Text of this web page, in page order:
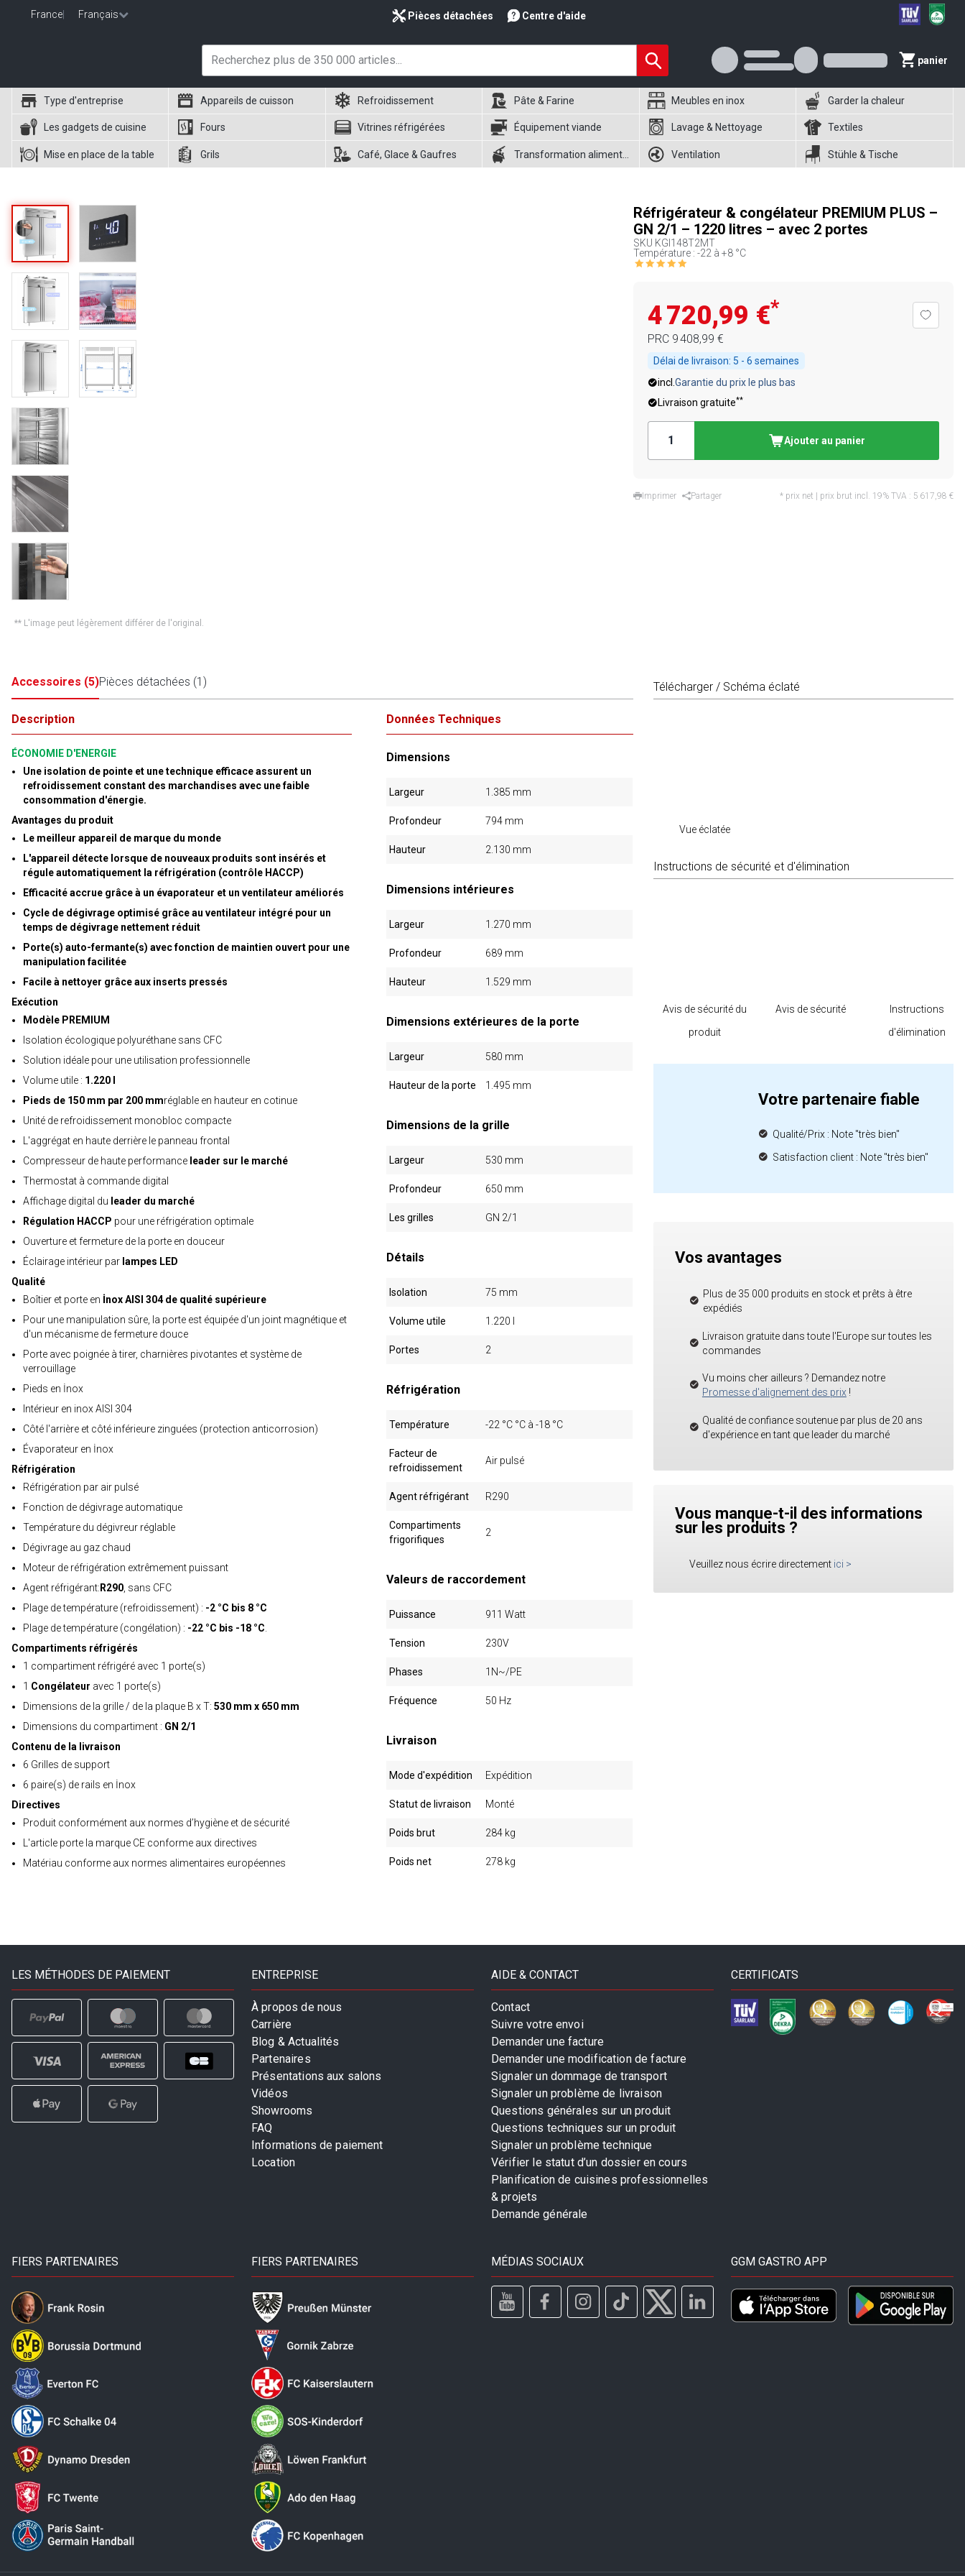
France Français Pièces détachées Centre d'aide
panier
Type d'entreprise Appareils de cuisson Refroidissement Pâte & Farine Meubles en inox Garder la chaleur
Les gadgets de cuisine Fours Vitrines réfrigérées Équipement viande Lavage & Nettoyage Textiles
Mise en place de la table Grils Café, Glace & Gaufres Ventilation Stühle & Tische
** L'image peut légèrement différer de l'original.
Réfrigérateur & congélateur PREMIUM PLUS –
GN 2/1 – 1220 litres – avec 2 portes
SKU KGI148T2MT
Température : -22 à +8 °C
4 720,99 €*
PRC 9 408,99 €
Délai de livraison: 5 - 6 semaines
incl. Garantie du prix le plus bas
Livraison gratuite**
Ajouter au panier
Imprimer Partager * prix net | prix brut incl. 19% TVA : 5 617,98 €
Accessoires (5)Pièces détachées (1 )
Description
ÉCONOMIE D'ENERGIE
Une isolation de pointe et une technique efficace assurent un
refroidissement constant des marchandises avec une faible
consommation d'énergie.
Avantages du produit
Le meilleur appareil de marque du monde
L'appareil détecte lorsque de nouveaux produits sont insérés et
régule automatiquement la réfrigération (contrôle HACCP)
Efficacité accrue grâce à un évaporateur et un ventilateur améliorés
Cycle de dégivrage optimisé grâce au ventilateur intégré pour un
temps de dégivrage nettement réduit
Porte(s) auto-fermante(s) avec fonction de maintien ouvert pour une
manipulation facilitée
Facile à nettoyer grâce aux inserts pressés
Exécution
Modèle PREMIUM
Isolation écologique polyuréthane sans CFC
Solution idéale pour une utilisation professionnelle
Volume utile : 1.220 l
Pieds de 150 mm par 200 mmréglable en hauteur en cotinue
Unité de refroidissement monobloc compacte
L'aggrégat en haute derrière le panneau frontal
Compresseur de haute performance leader sur le marché
Thermostat à commande digital
Affichage digital du leader du marché
Régulation HACCP pour une réfrigération optimale
Ouverture et fermeture de la porte en douceur
Éclairage intérieur par lampes LED
Qualité
Boîtier et porte en İnox AISI 304 de qualité supérieure
Pour une manipulation sûre, la porte est équipée d'un joint magnétique et
d'un mécanisme de fermeture douce
Porte avec poignée à tirer, charnières pivotantes et système de
verrouillage
Pieds en İnox
Intérieur en inox AISI 304
Côté l'arrière et côté inférieure zinguées (protection anticorrosion)
Évaporateur en İnox
Réfrigération
Réfrigération par air pulsé
Fonction de dégivrage automatique
Température du dégivreur réglable
Dégivrage au gaz chaud
Moteur de réfrigération extrêmement puissant
Agent réfrigérant: R290 , sans CFC
Plage de température (refroidissement) : -2 °C bis 8 °C
Plage de température (congélation) : -22 °C bis -18 °C
Compartiments réfrigérés
1 compartiment réfrigéré avec 1 porte(s)
1 Congélateur avec 1 porte(s)
Dimensions de la grille / de la plaque B x T: 530 mm x 650 mm
Dimensions du compartiment : GN 2/1
Contenu de la livraison
6 Grilles de support
6 paire(s) de rails en İnox
Directives
Produit conformément aux normes d’hygiène et de sécurité
L'article porte la marque CE conforme aux directives
Matériau conforme aux normes alimentaires européennes
Données Techniques
Dimensions
Largeur 1.385 mm
Profondeur 794 mm
Hauteur 2.130 mm
Dimensions intérieures
Largeur 1.270 mm
Profondeur 689 mm
Hauteur 1.529 mm
Dimensions extérieures de la porte
Largeur 580 mm
Hauteur de la porte 1.495 mm
Dimensions de la grille
Largeur 530 mm
Profondeur 650 mm
Les grilles GN 2/1
Détails
Isolation 75 mm
Volume utile 1.220 l
Portes 2
Réfrigération
Température -22 °C °C à -18 °C
Facteur de
refroidissement
Air pulsé
Agent réfrigérant R290
Compartiments
frigorifiques
2
Valeurs de raccordement
Puissance 911 Watt
Tension 230V
Phases 1N~/PE
Fréquence 50 Hz
Livraison
Mode d'expédition Expédition
Statut de livraison Monté
Poids brut 284 kg
Poids net 278 kg
Télécharger / Schéma éclaté
Vue éclatée
Instructions de sécurité et d'élimination
Avis de sécurité du
produit
Avis de sécurité
Instructions
d'élimination
Votre partenaire fiable
Qualité/Prix : Note "très bien"
Satisfaction client : Note "très bien"
Vos avantages
Plus de 35 000 produits en stock et prêts à être
expédiés
Livraison gratuite dans toute l'Europe sur toutes les
commandes
Vu moins cher ailleurs ? Demandez notre
Promesse d'alignement des prix!
Qualité de confiance soutenue par plus de 20 ans
d'expérience en tant que leader du marché
Vous manque-t-il des informations
sur les produits ?
Veuillez nous écrire directement ici >
LES MÉTHODES DE PAIEMENT ENTREPRISE
À propos de nous
Carrière
Blog & Actualités
Partenaires
Présentations aux salons
Vidéos
Showrooms
FAQ
Informations de paiement
Location
AIDE & CONTACT
Contact
Suivre votre envoi
Demander une facture
Demander une modification de facture
Signaler un dommage de transport
Signaler un problème de livraison
Questions générales sur un produit
Questions techniques sur un produit
Signaler un problème technique
Vérifier le statut d’un dossier en cours
Planification de cuisines professionnelles
& projets
Demande générale
CERTIFICATS
FIERS PARTENAIRES FIERS PARTENAIRES MÉDIAS SOCIAUX GGM GASTRO APP